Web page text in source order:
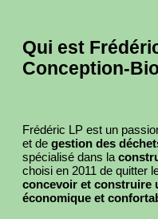
Qui est
Conception-
Frédéric LP est un
et de gestion des
spécialisé dans la
choisi en 2011 de quitter
concevoir et construire
économique et